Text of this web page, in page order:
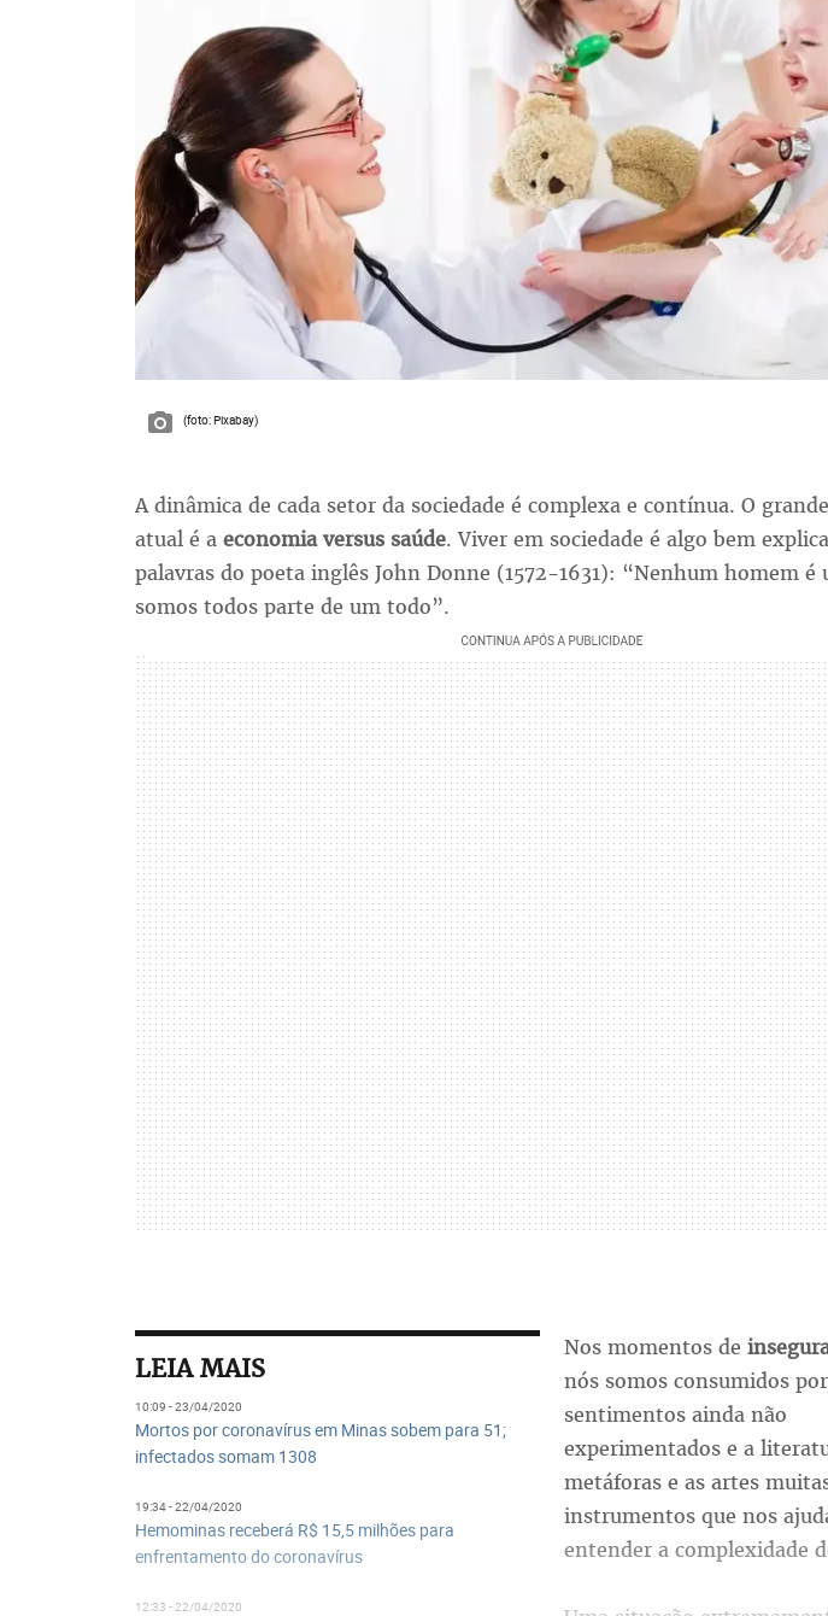
(foto: Pixabay)
A dinâmica de cada setor da sociedade é complexa e contínua. O
atual é a economia versus saúde. Viver em sociedade é algo bem
palavras do poeta inglês John Donne (1572-1631): “Nenhum homem é
somos todos parte de um todo”.
LEIA MAIS
10:09 - 23/04/2020
Mortos por coronavírus em Minas sobem para 51;
infectados somam 1308
19:34 - 22/04/2020
Hemominas receberá R$ 15,5 milhões para
enfrentamento do coronavírus
12:33 - 22/04/2020
Nos momentos de
nós somos consumidos por
sentimentos ainda não
experimentados e a
metáforas e as artes
instrumentos que nos
entender a complexidade